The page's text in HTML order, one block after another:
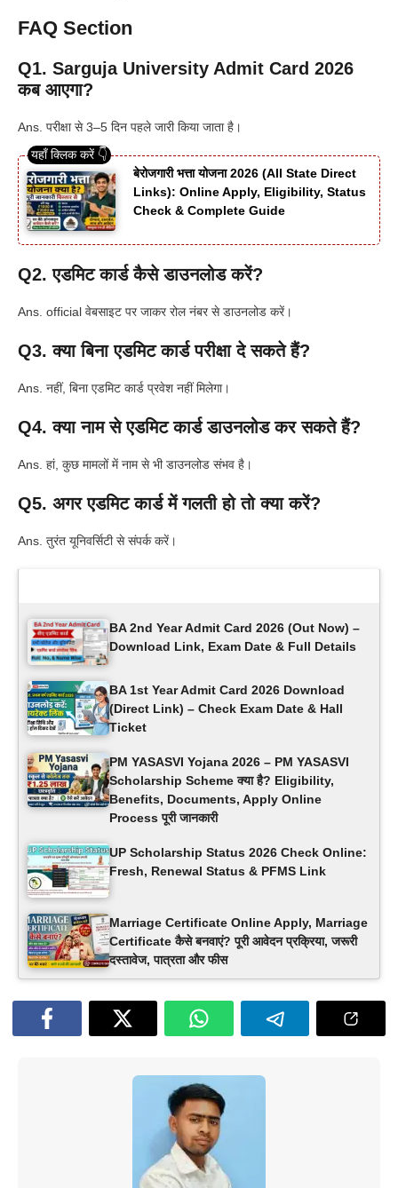
FAQ Section
Q1. Sarguja University Admit Card 2026
कब आएगा?
Ans. परीक्षा से 3–5 दिन पहले जारी किया जाता है।
बेरोजगारी भत्ता योजना 2026 (All State Direct
Links): Online Apply, Eligibility, Status
Check & Complete Guide
Q2. एडमिट कार्ड कैसे डाउनलोड करें?
Ans. official वेबसाइट पर जाकर रोल नंबर से डाउनलोड करें।
Q3. क्या बिना एडमिट कार्ड परीक्षा दे सकते हैं?
Ans. नहीं, बिना एडमिट कार्ड प्रवेश नहीं मिलेगा।
Q4. क्या नाम से एडमिट कार्ड डाउनलोड कर सकते हैं?
Ans. हां, कुछ मामलों में नाम से भी डाउनलोड संभव है।
Q5. अगर एडमिट कार्ड में गलती हो तो क्या करें?
Ans. तुरंत यूनिवर्सिटी से संपर्क करें।
BA 2nd Year Admit Card 2026 (Out Now) –
Download Link, Exam Date & Full Details
BA 1st Year Admit Card 2026 Download
(Direct Link) – Check Exam Date & Hall
Ticket
PM YASASVI Yojana 2026 – PM YASASVI
Scholarship Scheme क्या है? Eligibility,
Benefits, Documents, Apply Online
Process पूरी जानकारी
UP Scholarship Status 2026 Check Online:
Fresh, Renewal Status & PFMS Link
Marriage Certificate Online Apply, Marriage
Certificate कैसे बनवाएं? पूरी आवेदन प्रक्रिया, जरूरी
दस्तावेज, पात्रता और फीस